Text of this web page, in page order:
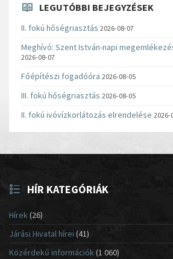
LEGUTÓBBI BEJEGYZÉSEK
II. fokú hőségriasztás 2026-08-07
Meghívó: Szent István-napi
2026-08-07
Főépítészi fogadóóra 2026-08-05
III. fokú hőségriasztás 2026-08-05
II. fokú ivóvízkorlátozás elrendelése 2026-
HÍR KATEGÓRIÁK
Hírek(26)
Járási Hivatal hírei (41)
Közérdekű információk(1 060)